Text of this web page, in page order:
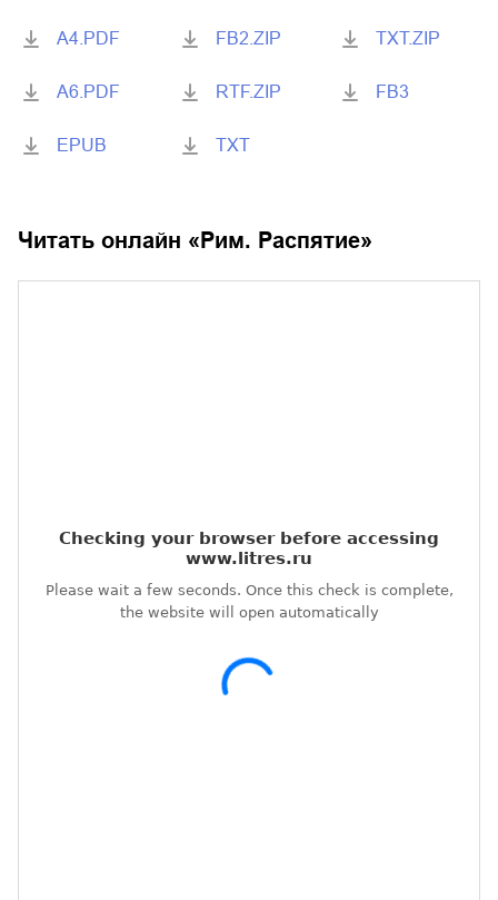
A4.PDF
A6.PDF
EPUB
FB2.ZIP
RTF.ZIP
TXT
TXT.ZIP
FB3
Читать онлайн « Рим. Распятие»